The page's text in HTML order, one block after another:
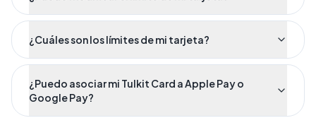
¿Cuáles son los límites de mi tarjeta?
¿Puedo asociar mi Tulkit Card a Apple Pay o
Google Pay?